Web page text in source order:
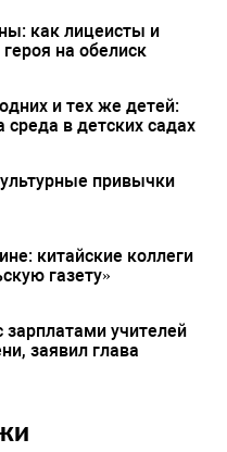
как лицеисты и
на обелиск
и тех же детей:
среда в детских садах
привычки
китайские коллеги
газету»
учителей
заявил глава